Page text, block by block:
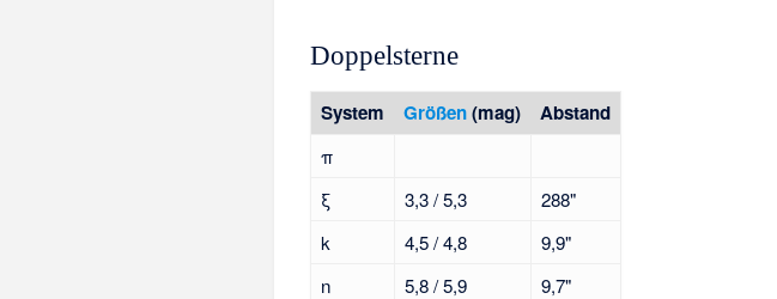
Doppelsterne
System Größen(mag) Abstand
π
ξ
3,3 / 5,3
288"
k
4,5 / 4,8
9,9"
n
5,8 / 5,9
9,7"